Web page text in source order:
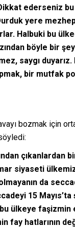
ederseniz bu
yere
Halbuki bu
böyle bir
saygı
bir mutfak
bozmak için
çıkanlardan
siyaseti
da
15
ülkeye
fay hatlarının